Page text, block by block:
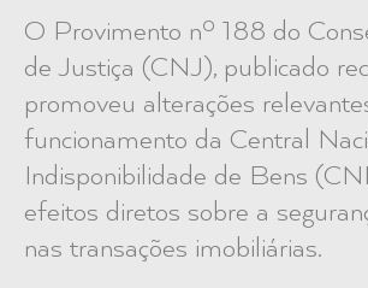
O Provimento nº 188 do
de Justiça (CNJ), publicado
promoveu alterações
funcionamento da Central
Indisponibilidade de Bens
efeitos diretos sobre a
nas transações imobiliárias.